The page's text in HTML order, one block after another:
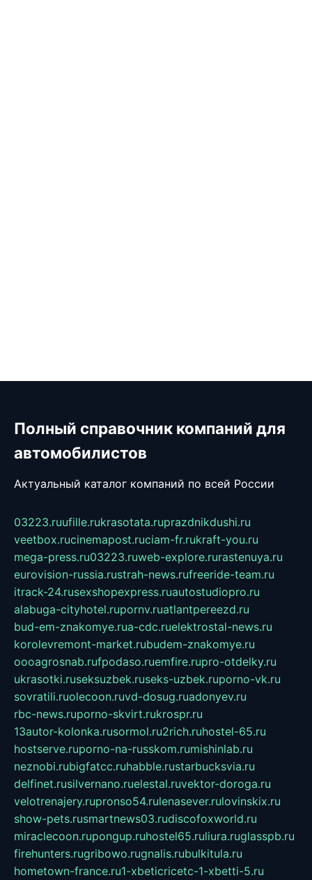
Полный справочник компаний для
автомобилистов
Актуальный каталог компаний по всей России
03223.ruufille.rukrasotata.ruprazdnikdushi.ru
veetbox.rucinemapost.ruciam-fr.rukraft-you.ru
mega-press.ru03223.ruweb-explore.rurastenuya.ru
eurovision-russia.rustrah-news.rufreeride-team.ru
itrack-24.rusexshopexpress.ruautostudiopro.ru
alabuga-cityhotel.rupornv.ruatlantpereezd.ru
bud-em-znakomye.rua-cdc.ruelektrostal-news.ru
korolevremont-market.rubudem-znakomye.ru
oooagrosnab.rufpodaso.ruemfire.rupro-otdelky.ru
ukrasotki.ruseksuzbek.ruseks-uzbek.ruporno-vk.ru
sovratili.ruolecoon.ruvd-dosug.ruadonyev.ru
rbc-news.ruporno-skvirt.rukrospr.ru
13autor-kolonka.rusormol.ru2rich.ruhostel-65.ru
hostserve.ruporno-na-russkom.rumishinlab.ru
neznobi.rubigfatcc.ruhabble.rustarbucksvia.ru
delfinet.rusilvernano.ruelestal.ruvektor-doroga.ru
velotrenajery.rupronso54.rulenasever.rulovinskix.ru
show-pets.rusmartnews03.rudiscofoxworld.ru
miraclecoon.rupongup.ruhostel65.ruliura.ruglasspb.ru
firehunters.rugribowo.rugnalis.rubulkitula.ru
hometown-france.ru1-xbeticricetc-1-xbetti-5.ru